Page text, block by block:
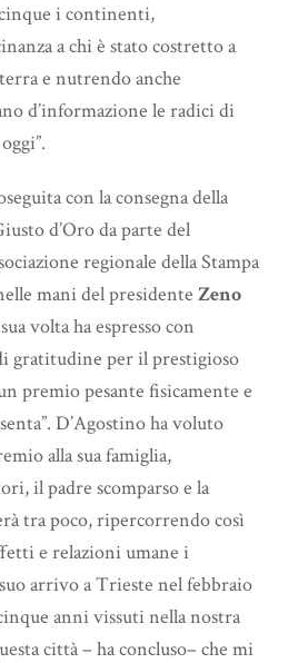
i continenti,
a chi è stato costretto a
e nutrendo anche
d’informazione le radici di
con la consegna della
d’Oro da parte del
regionale della Stampa
mani del presidente Zeno
volta ha espresso con
gratitudine per il prestigioso
premio pesante fisicamente e
D’Agostino ha voluto
alla sua famiglia,
il padre scomparso e la
tra poco, ripercorrendo così
e relazioni umane i
arrivo a Trieste nel febbraio
anni vissuti nella nostra
città – ha concluso– che mi